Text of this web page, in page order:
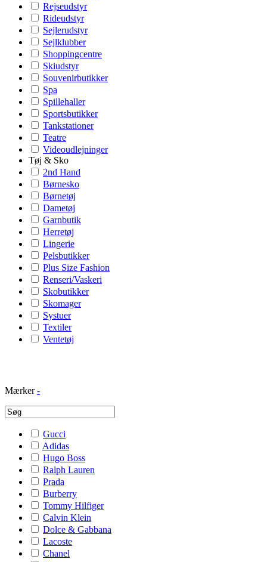
Rejseudstyr
Rideudstyr
Sejlerudstyr
Sejlklubber
Shoppingcentre
Skiudstyr
Souvenirbutikker
Spa
Spillehaller
Sportsbutikker
Tankstationer
Teatre
Videoudlejninger
Tøj & Sko
2nd Hand
Børnesko
Børnetøj
Dametøj
Garnbutik
Herretøj
Lingerie
Pelsbutikker
Plus Size Fashion
Renseri/Vaskeri
Skobutikker
Skomager
Systuer
Textiler
Ventetøj
Mærker -
Gucci
Adidas
Hugo Boss
Ralph Lauren
Prada
Burberry
Tommy Hilfiger
Calvin Klein
Dolce & Gabbana
Lacoste
Chanel